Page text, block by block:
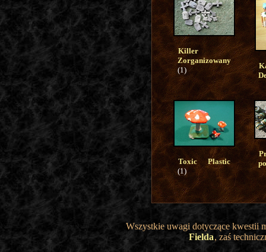
Killer
Zorganizowany
(1)
Toxic Plastic
(1)
Wszystkie uwagi dotyczące kwestii
Fielda, zaś